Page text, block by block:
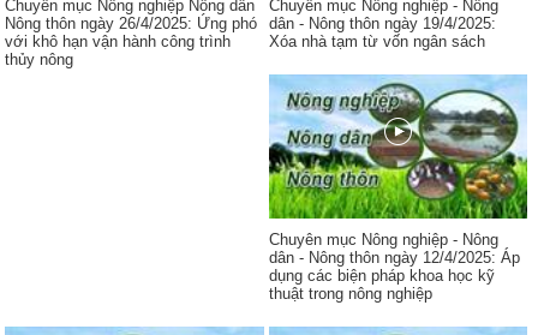
Chuyên mục Nông nghiệp Nông dân
Nông thôn ngày 26/4/2025: Ứng phó
với khô hạn vận hành công trình
thủy nông
Chuyên mục Nông nghiệp - Nông
dân - Nông thôn ngày 19/4/2025:
Xóa nhà tạm từ vốn ngân sách
Chuyên mục Nông nghiệp - Nông
dân - Nông thôn ngày 12/4/2025: Áp
dụng các biện pháp khoa học kỹ
thuật trong nông nghiệp